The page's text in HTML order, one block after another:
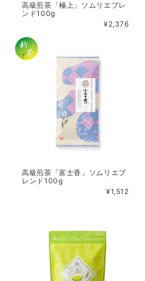
高級煎茶「極上」ソムリエブレ
ンド100g
¥2,376
高級煎茶「富士香」ソムリエブ
レンド100g
¥1,512